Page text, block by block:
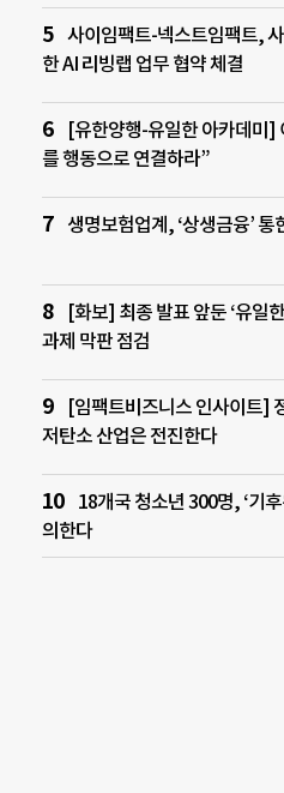
사이임팩트-넥스트임팩트,
한 AI 리빙랩 업무 협약 체결
[유한양행-유일한 아카데미]
를 행동으로 연결하라”
생명보험업계, ‘상생금융’ 통
[화보] 최종 발표 앞둔 ‘유일
과제 막판 점검
[임팩트비즈니스 인사이트]
저탄소 산업은 전진한다
18개국 청소년 300명, ‘기
의한다